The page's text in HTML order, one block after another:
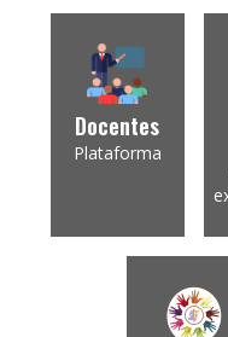
Docentes
Plataforma